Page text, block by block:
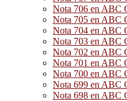
Nota 706 en ABC
Nota 705 en ABC
Nota 704 en ABC
Nota 703 en ABC
Nota 702 en ABC
Nota 701 en ABC
Nota 700 en ABC
Nota 699 en ABC
Nota 698 en ABC